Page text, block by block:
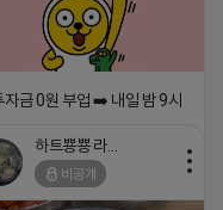
자금 0원 부업 ➡️ 내일 밤 9시
04-18 17:23
하트뿅뿅 라이언
비공개